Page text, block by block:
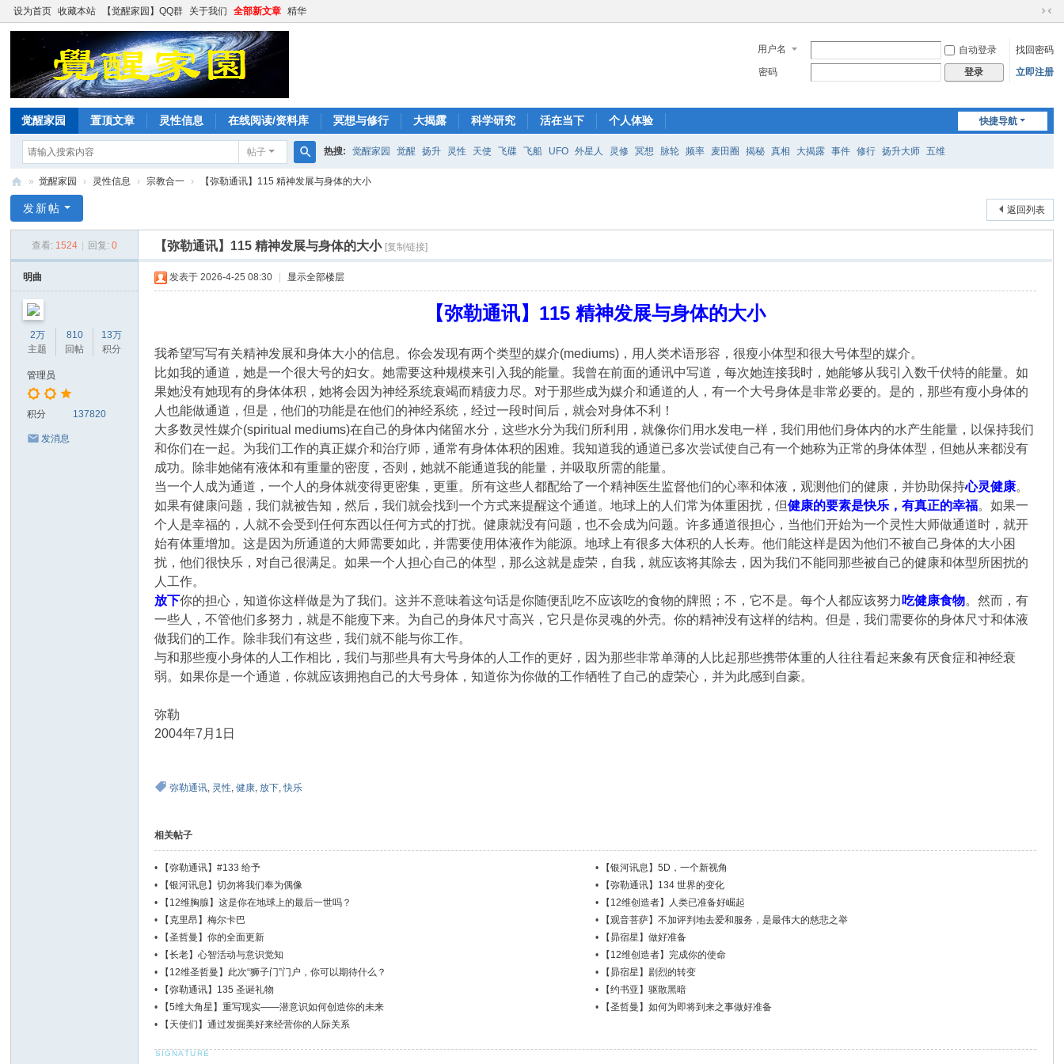
设为首页 收藏本站 【觉醒家园】QQ群 关于我们 全部新文章 精华
切
到
窄
用户名 自动登录
找回密码
密码
登录 立即注册
快捷导航
觉醒家园 置顶文章 灵性信息 在线阅读/资料库 冥想与修行 大揭露 科学研究 活在当下 个人体验
帖子
搜
热搜: 觉醒家园 觉醒 扬升 灵性 天使 飞碟 飞船 UFO 外星人 灵修 冥想 脉轮 频率 麦田圈 揭秘 真相 大揭露 事件 修行 扬升大师 五维
醒
园
» 觉醒家园 › 灵性信息 › 宗教合一 › 【弥勒通讯】115 精神发展与身体的大小
返回列表
发新帖
查看: 1524 回复: 0 【弥勒通讯】115 精神发展与身体的大小 [复制链接]
明曲
2万
主题
810
回帖
13万
积分
管理员
积分 137820
发消息
发表于 2026-4-25 08:30 显示全部楼层
【弥勒通讯】115 精神发展与身体的大小
我希望写写有关精神发展和身体大小的信息。你会发现有两个类型的媒介(mediums)，用人类术语形容，很瘦小体型和很大号体型的媒介。
比如我的通道，她是一个很大号的妇女。她需要这种规模来引入我的能量。我曾在前面的通讯中写道，每次她连接我时，她能够从我引入数千伏特的能量。如
果她没有她现有的身体体积，她将会因为神经系统衰竭而精疲力尽。对于那些成为媒介和通道的人，有一个大号身体是非常必要的。是的，那些有瘦小身体的
人也能做通道，但是，他们的功能是在他们的神经系统，经过一段时间后，就会对身体不利！
大多数灵性媒介(spiritual mediums)在自己的身体内储留水分，这些水分为我们所利用，就像你们用水发电一样，我们用他们身体内的水产生能量，以保持我们
和你们在一起。为我们工作的真正媒介和治疗师，通常有身体体积的困难。我知道我的通道已多次尝试使自己有一个她称为正常的身体体型，但她从来都没有
成功。除非她储有液体和有重量的密度，否则，她就不能通道我的能量，并吸取所需的能量。
当一个人成为通道，一个人的身体就变得更密集，更重。所有这些人都配给了一个精神医生监督他们的心率和体液，观测他们的健康，并协助保持心灵健康。
如果有健康问题，我们就被告知，然后，我们就会找到一个方式来提醒这个通道。地球上的人们常为体重困扰，但健康的要素是快乐，有真正的幸福。如果一
个人是幸福的，人就不会受到任何东西以任何方式的打扰。健康就没有问题，也不会成为问题。许多通道很担心，当他们开始为一个灵性大师做通道时，就开
始有体重增加。这是因为所通道的大师需要如此，并需要使用体液作为能源。地球上有很多大体积的人长寿。他们能这样是因为他们不被自己身体的大小困
扰，他们很快乐，对自己很满足。如果一个人担心自己的体型，那么这就是虚荣，自我，就应该将其除去，因为我们不能同那些被自己的健康和体型所困扰的
人工作。
放下你的担心，知道你这样做是为了我们。这并不意味着这句话是你随便乱吃不应该吃的食物的牌照；不，它不是。每个人都应该努力 吃健康食物。然而，有
一些人，不管他们多努力，就是不能瘦下来。为自己的身体尺寸高兴，它只是你灵魂的外壳。你的精神没有这样的结构。但是，我们需要你的身体尺寸和体液
做我们的工作。除非我们有这些，我们就不能与你工作。
与和那些瘦小身体的人工作相比，我们与那些具有大号身体的人工作的更好，因为那些非常单薄的人比起那些携带体重的人往往看起来象有厌食症和神经衰
弱。如果你是一个通道，你就应该拥抱自己的大号身体，知道你为你做的工作牺牲了自己的虚荣心，并为此感到自豪。
弥勒
2004年7月1日
弥勒通讯, 灵性,健康,放下,快乐
相关帖子
• 【弥勒通讯】#133 给予 •
【银河讯息】5D，一个新视角
•
【银河讯息】切勿将我们奉为偶像 •
【弥勒通讯】134 世界的变化
•
【12维胸腺】这是你在地球上的最后一世吗？ •
【12维创造者】人类已准备好崛起
•
【克里昂】梅尔卡巴 •
【观音菩萨】不加评判地去爱和服务，是最伟大的慈悲之举
•
【圣哲曼】你的全面更新 •
【昴宿星】做好准备
•
【长老】心智活动与意识觉知 •
【12维创造者】完成你的使命
•
【12维圣哲曼】此次“狮子门”门户，你可以期待什么？ •
【昴宿星】剧烈的转变
•
【弥勒通讯】135 圣诞礼物 •
【约书亚】驱散黑暗
•
【5维大角星】重写现实——潜意识如何创造你的未来 •
【圣哲曼】如何为即将到来之事做好准备
•
【天使们】通过发掘美好来经营你的人际关系